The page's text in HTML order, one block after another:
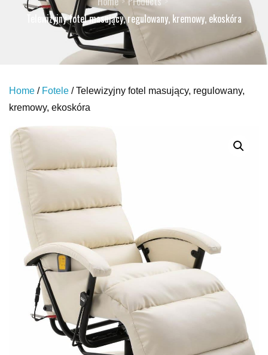
Telewizyjny fotel masujący, regulowany, kremowy, ekoskóra
Home / Fotele / Telewizyjny fotel masujący, regulowany,
kremowy, ekoskóra